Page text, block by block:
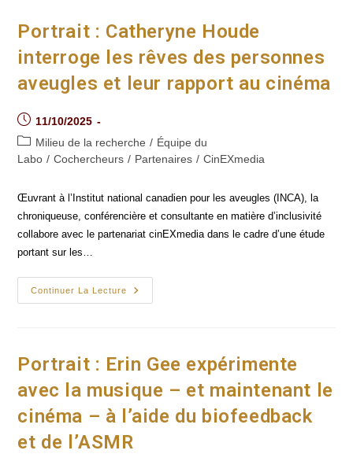
Univers
Oniriques
Philippe
Lambert
Et
Félix
Portrait : Catheryne Houde
interroge les rêves des personnes
aveugles et leur rapport au cinéma
Post
published:
11/10/2025
Post
category:
Milieu de la recherche / Équipe du
Labo / Cochercheurs / Partenaires / CinEXmedia
Œuvrant à l’Institut national canadien pour les aveugles (INCA), la
chroniqueuse, conférencière et consultante en matière d’inclusivité
collabore avec le partenariat cinEXmedia dans le cadre d’une étude
portant sur les…
Continuer La Lecture
Portrait :
Catheryne
Des
Personnes
Et
Leur
Rapport
Au
Cinéma
Portrait : Erin Gee expérimente
avec la musique – et maintenant le
cinéma – à l’aide du biofeedback
et de l’ASMR